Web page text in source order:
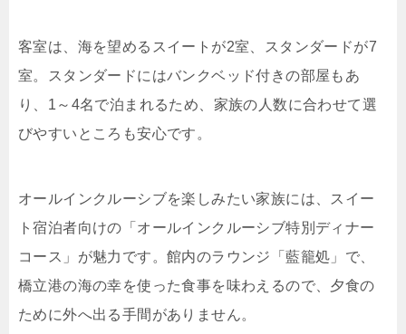
客室は、海を望めるスイートが2室、スタンダードが7
室。スタンダードにはバンクベッド付きの部屋もあ
り、1～4名で泊まれるため、家族の人数に合わせて選
びやすいところも安心です。
オールインクルーシブを楽しみたい家族には、スイー
ト宿泊者向けの「オールインクルーシブ特別ディナー
コース」が魅力です。館内のラウンジ「藍籠処」で、
橋立港の海の幸を使った食事を味わえるので、夕食の
ために外へ出る手間がありません。